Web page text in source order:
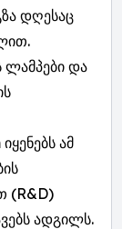
დღესაც
და
ამ
(R&D)
ადგილს.